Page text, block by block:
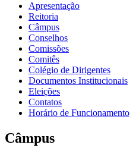
Apresentação
Reitoria
Câmpus
Conselhos
Comissões
Comitês
Colégio de Dirigentes
Documentos Institucionais
Eleições
Contatos
Horário de Funcionamento
Câmpus